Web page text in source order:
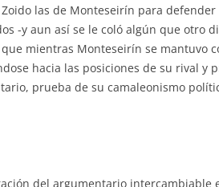
Zoido las de Monteseirín para
-y aun así se le coló algún que otro
mientras Monteseirín se mantuvo
hacia las posiciones de su rival y
prueba de su camaleonismo
del argumentario intercambiable